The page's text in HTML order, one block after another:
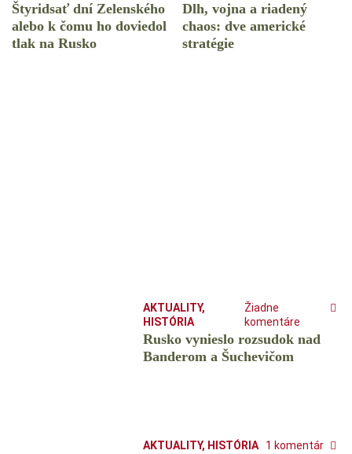
Štyridsať dní Zelenského
alebo k čomu ho doviedol
tlak na Rusko
Dlh, vojna a riadený
chaos: dve americké
stratégie
AKTUALITY,
HISTÓRIA
Žiadne
komentáre
Rusko vynieslo rozsudok nad
Banderom a Šuchevičom
AKTUALITY, HISTÓRIA 1 komentár